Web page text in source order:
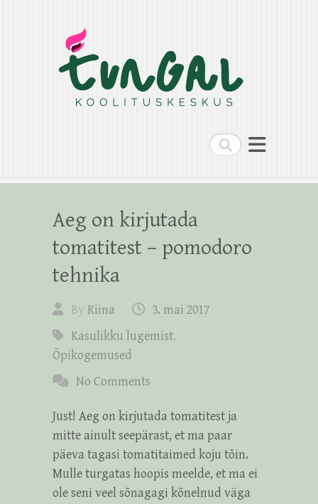
Search
Aeg on kirjutada
tomatitest – pomodoro
tehnika
By Riina
3. mai 2017
Kasulikku lugemist,
Õpikogemused
No Comments
Just! Aeg on kirjutada tomatitest ja
mitte ainult seepärast, et ma paar
päeva tagasi tomatitaimed koju tõin.
Mulle turgatas hoopis meelde, et ma ei
ole seni veel sõnagagi kõnelnud väga